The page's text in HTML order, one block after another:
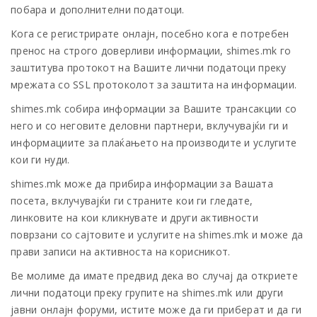
побара и дополнителни податоци.
Кога се регистрирате онлајн, посебно кога е потребен
пренос на строго доверливи информации, shimes.mk го
заштитува протокот на Вашите лични податоци преку
мрежата со SSL протоколот за заштита на информации.
shimes.mk собира информации за Вашите трансакции со
него и со неговите деловни партнери, вклучувајќи ги и
информациите за плаќањето на производите и услугите
кои ги нуди.
shimes.mk може да прибира информации за Вашата
посета, вклучувајќи ги страните кои ги гледате,
линковите на кои кликнувате и други активности
поврзани со сајтовите и услугите на shimes.mk и може да
прави записи на активноста на корисникот.
Ве молиме да имате предвид дека во случај да откриете
лични податоци преку групите на shimes.mk или други
јавни онлајн форуми, истите може да ги приберат и да ги